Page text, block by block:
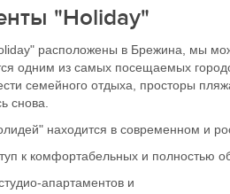
"Holiday"
расположены в Брежина, мы
одним из самых посещаемых
семейного отдыха, просторы
снова.
находится в современном и
к комфортабельных и полностью
апартаментов и